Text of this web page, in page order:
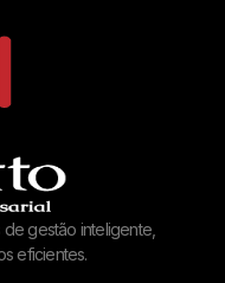
gestão inteligente,
eficientes.